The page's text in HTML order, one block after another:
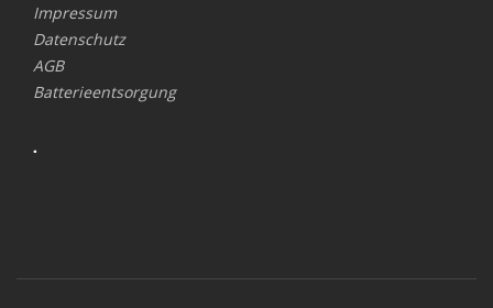
Impressum
Datenschutz
AGB
Batterieentsorgung
.